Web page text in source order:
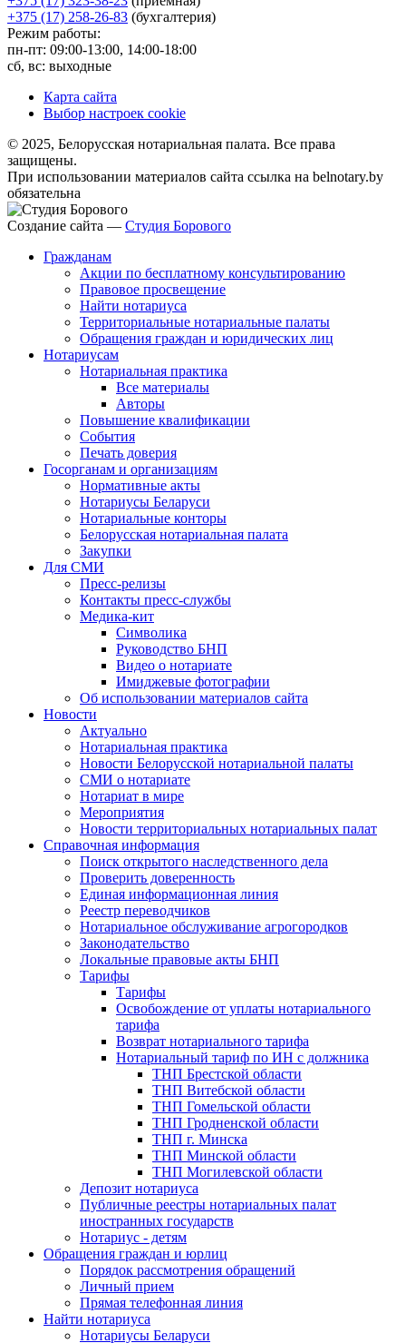
+375 (17) 258-26-83 (бухгалтерия)
Режим работы:
пн-пт: 09:00-13:00, 14:00-18:00
сб, вс: выходные
Карта сайта
Выбор настроек cookie
© 2025, Белорусская нотариальная палата. Все права
защищены.
При использовании материалов сайта ссылка на belnotary.by
обязательна
Создание сайта — Студия Борового
Гражданам
Акции по бесплатному консультированию
Правовое просвещение
Найти нотариуса
Территориальные нотариальные палаты
Обращения граждан и юридических лиц
Нотариусам
Нотариальная практика
Все материалы
Авторы
Повышение квалификации
События
Печать доверия
Госорганам и организациям
Нормативные акты
Нотариусы Беларуси
Нотариальные конторы
Белорусская нотариальная палата
Закупки
Для СМИ
Пресс-релизы
Контакты пресс-службы
Медика-кит
Символика
Руководство БНП
Видео о нотариате
Имиджевые фотографии
Об использовании материалов сайта
Новости
Актуально
Нотариальная практика
Новости Белорусской нотариальной палаты
СМИ о нотариате
Нотариат в мире
Мероприятия
Новости территориальных нотариальных палат
Справочная информация
Поиск открытого наследственного дела
Проверить доверенность
Единая информационная линия
Реестр переводчиков
Нотариальное обслуживание агрогородков
Законодательство
Локальные правовые акты БНП
Тарифы
Тарифы
Освобождение от уплаты нотариального
тарифа
Возврат нотариального тарифа
Нотариальный тариф по ИН с должника
ТНП Брестской области
ТНП Витебской области
ТНП Гомельской области
ТНП Гродненской области
ТНП г. Минска
ТНП Минской области
ТНП Могилевской области
Депозит нотариуса
Публичные реестры нотариальных палат
иностранных государств
Нотариус - детям
Обращения граждан и юрлиц
Порядок рассмотрения обращений
Личный прием
Прямая телефонная линия
Найти нотариуса
Нотариусы Беларуси